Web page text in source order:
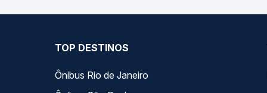
TOP DESTINOS
Ônibus Rio de Janeiro